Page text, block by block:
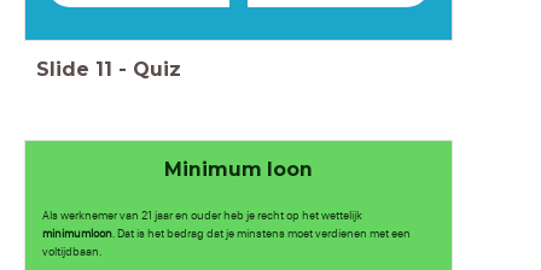
Slide 11 - Quiz
Minimum loon
Als werknemer van 21 jaar en ouder heb je recht op het wettelijk
minimumloon. Dat is het bedrag dat je minstens moet verdienen met een
voltijdbaan.